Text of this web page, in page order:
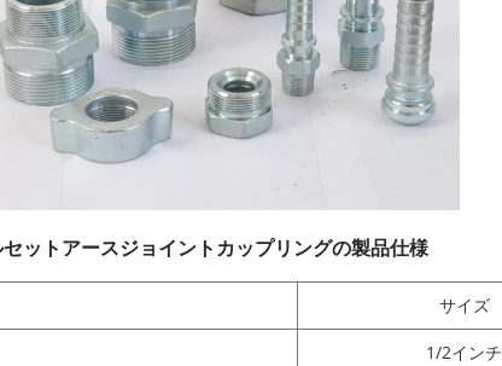
ットアースジョイントカップリングの製品仕様
サイズ
1/2インチ